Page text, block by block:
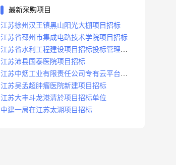
最新采购项目
江苏徐州汉王镇黑山阳光大棚项目招标
江苏省邳州市集成电路技术学院项目招标
江苏省水利工程建设项目招标投标管理办
法
江苏沛县国泰医院项目招标
江苏中烟工业有限责任公司专有云平台扩
容项目招标
江苏吴孟超肿瘤医院新建项目招标
江苏大丰斗龙港清於项目招标单位
中建一局在江苏太湖项目招标